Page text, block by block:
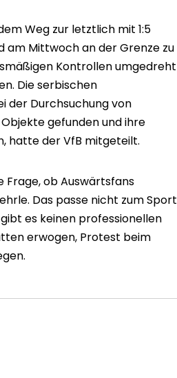
Weg zur letztlich mit 1:5
am Mittwoch an der Grenze zu
Kontrollen umgedreht
Die serbischen
der Durchsuchung von
gefunden und ihre
hatte der VfB mitgeteilt.
Frage, ob Auswärtsfans
Das passe nicht zum
es keinen professionellen
erwogen, Protest beim